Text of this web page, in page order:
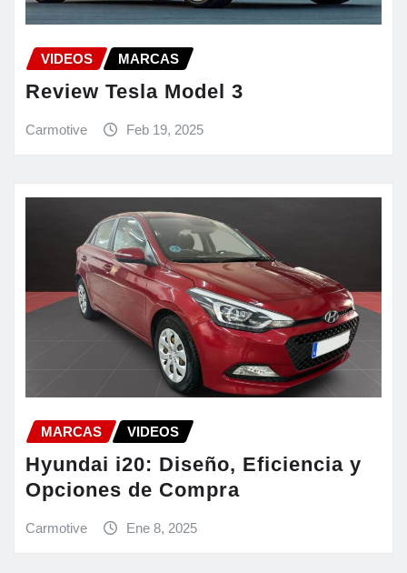
VIDEOS MARCAS
Review Tesla Model 3
Carmotive Feb 19, 2025
MARCAS VIDEOS
Hyundai i20: Diseño, Eficiencia y
Opciones de Compra
Carmotive Ene 8, 2025